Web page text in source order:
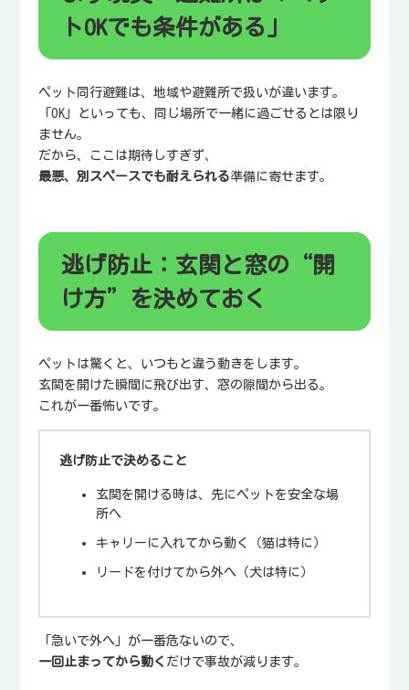
トOKでも条件がある」
ペット同行避難は、地域や避難所で扱いが違います。
「OK」といっても、同じ場所で一緒に過ごせるとは限り
ません。
だから、ここは期待しすぎず、
最悪、別スペースでも耐えられる準備に寄せます。
逃げ防止：玄関と窓の“開
け方”を決めておく
ペットは驚くと、いつもと違う動きをします。
玄関を開けた瞬間に飛び出す、窓の隙間から出る。
これが一番怖いです。
逃げ防止で決めること
玄関を開ける時は、先にペットを安全な場
所へ
キャリーに入れてから動く（猫は特に）
リードを付けてから外へ（犬は特に）
「急いで外へ」が一番危ないので、
一回止まってから動く だけで事故が減ります。